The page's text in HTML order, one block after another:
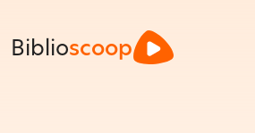
Biblioscoop